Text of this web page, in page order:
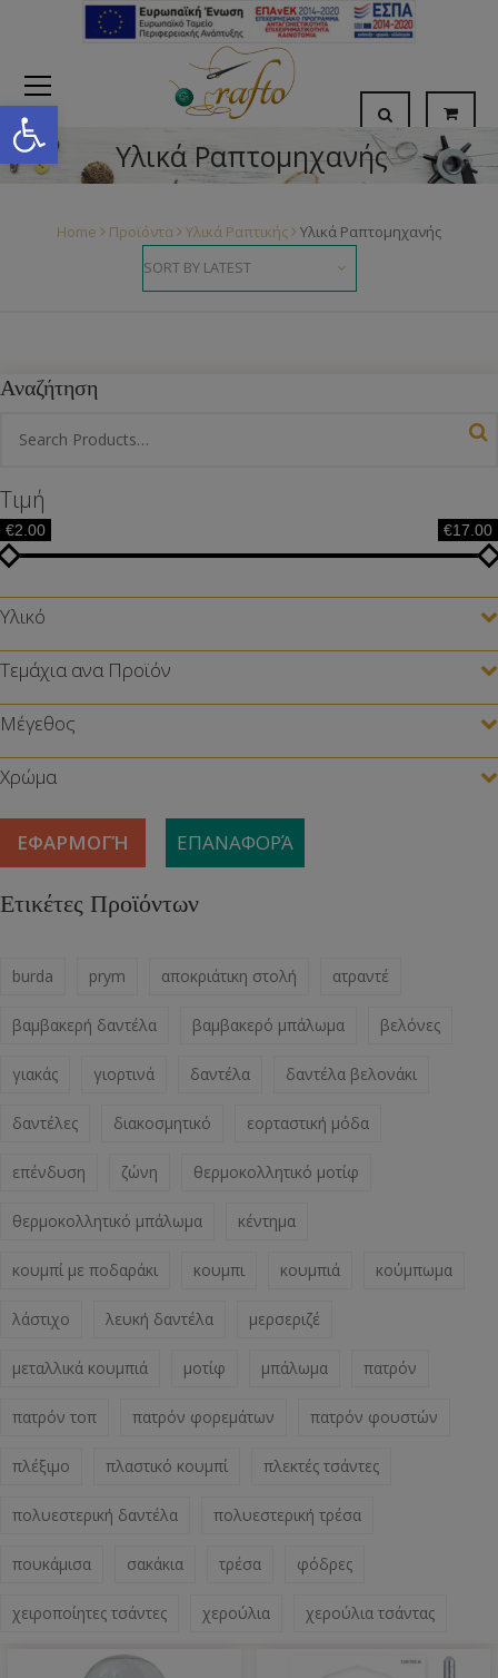
Open toolbar
Υλικά Ραπτομηχανής
Home Προϊόντα Υλικά Ραπτικής Υλικά Ραπτομηχανής
Αναζήτηση
Τιμή
€2.00 €17.00
Υλικό
Τεμάχια ανα Προϊόν
Μέγεθος
Χρώμα
ΕΦΑΡΜΟΓΉ ΕΠΑΝΑΦΟΡΆ
Ετικέτες Προϊόντων
burda prym αποκριάτικη στολή ατραντέ
βαμβακερή δαντέλα βαμβακερό μπάλωμα βελόνες
γιακάς γιορτινά δαντέλα δαντέλα βελονάκι
δαντέλες διακοσμητικό εορταστική μόδα
επένδυση ζώνη θερμοκολλητικό μοτίφ
θερμοκολλητικό μπάλωμα κέντημα
κουμπί με ποδαράκι κουμπι κουμπιά κούμπωμα
λάστιχο λευκή δαντέλα μερσεριζέ
μεταλλικά κουμπιά μοτίφ μπάλωμα πατρόν
πατρόν τοπ πατρόν φορεμάτων πατρόν φουστών
πλέξιμο πλαστικό κουμπί πλεκτές τσάντες
πολυεστερική δαντέλα πολυεστερική τρέσα
πουκάμισα σακάκια τρέσα φόδρες
χειροποίητες τσάντες χερούλια χερούλια τσάντας